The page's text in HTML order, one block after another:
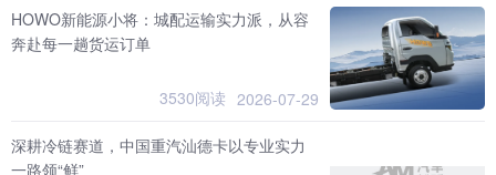
HOWO新能源小将：城配运输实力派，从容
奔赴每一趟货运订单
3530阅读 2026-07-29
深耕冷链赛道，中国重汽汕德卡以专业实力
一路领“鲜”